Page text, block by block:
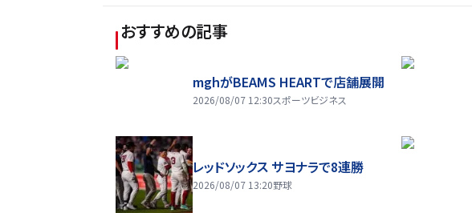
おすすめの記事
mghがBEAMS HEARTで店舗展開
2026/08/07 12:30スポーツビジネス
レッドソックス サヨナラで8連勝
2026/08/07 13:20野球